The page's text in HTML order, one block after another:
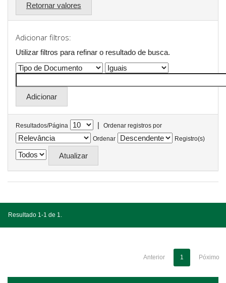
Retornar valores
Adicionar filtros:
Utilizar filtros para refinar o resultado de busca.
Resultados/Página |
Ordenar registros por
Ordenar
Registro(s)
Resultado 1-1 de 1.
Anterior 1 Póximo